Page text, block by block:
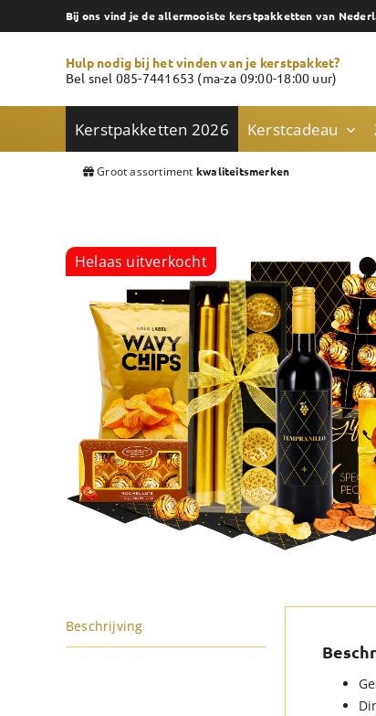
to
Bij ons vind je de allermooiste kerstpakketten van
Hulp nodig bij het vinden van je kerstpakket?
Bel snel 085-7441653 (ma-za 09:00-18:00 uur)
Kerstpakketten 2026 Kerstcadeau
Groot assortiment kwaliteitsmerken
Helaas uitverkocht
Beschrijving